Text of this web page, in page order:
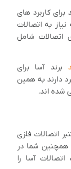
برای کاربرد های
به اتصالات
اتصالات شامل
برند آسا برای
دارند به همین
شده اند.
اتصالات فلزی
همچنین شما در
آسا را